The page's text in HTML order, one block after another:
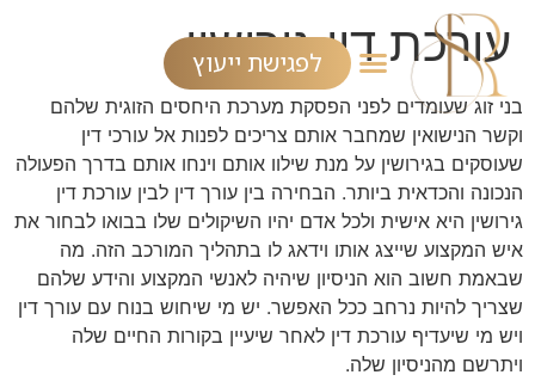
לפגישת ייעוץ
עורכת דין גירושין
בני זוג שעומדים לפני הפסקת מערכת היחסים הזוגית שלהם
וקשר הנישואין שמחבר אותם צריכים לפנות אל עורכי דין
שעוסקים בגירושין על מנת שילוו אותם וינחו אותם בדרך הפעולה
הנכונה והכדאית ביותר. הבחירה בין עורך דין לבין עורכת דין
גירושין היא אישית ולכל אדם יהיו השיקולים שלו בבואו לבחור את
איש המקצוע שייצג אותו וידאג לו בתהליך המורכב הזה. מה
שבאמת חשוב הוא הניסיון שיהיה לאנשי המקצוע והידע שלהם
שצריך להיות נרחב ככל האפשר. יש מי שיחוש בנוח עם עורך דין
ויש מי שיעדיף עורכת דין לאחר שיעיין בקורות החיים שלה
ויתרשם מהניסיון שלה.